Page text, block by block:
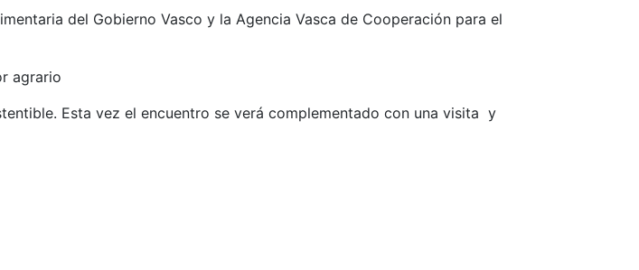
del Gobierno Vasco y la Agencia Vasca de Cooperación para el
agrario
Esta vez el encuentro se verá complementado con una visita y